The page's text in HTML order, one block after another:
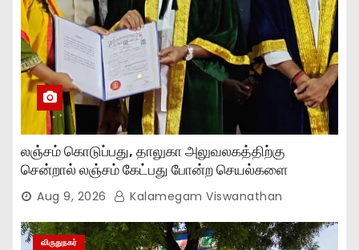
லஞ்சம் கொடுப்பது, தாலுகா அலுவலகத்திற்கு
சென்றால் லஞ்சம் கேட்பது போன்ற செயல்களை
நிறுத்தியுள்ளோம்..,
Aug 9, 2026 Kalamegam Viswanathan
விருதுநகர்